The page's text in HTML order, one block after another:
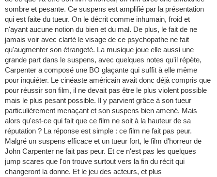
sombre et pesante. Ce suspens est amplifié par la présentation
qui est faite du tueur. On le décrit comme inhumain, froid et
n'ayant aucune notion du bien et du mal. De plus, le fait de ne
jamais voir avec clarté le visage de ce psychopathe ne fait
qu'augmenter son étrangeté. La musique joue elle aussi une
grande part dans le suspens, avec quelques notes qu'il répète,
Carpenter a composé une BO glaçante qui suffit à elle même
pour inquiéter. Le cinéaste américain avait donc déjà compris que
pour réussir son film, il ne devait pas être le plus violent possible
mais le plus pesant possible. Il y parvient grâce à son tueur
particulièrement menaçant et son suspens bien amené. Mais
alors qu'est-ce qui fait que ce film ne soit à la hauteur de sa
réputation ? La réponse est simple : ce film ne fait pas peur.
Malgré un suspens efficace et un tueur fort, le film d'horreur de
John Carpenter ne fait pas peur. Et ce n'est pas les quelques
jump scares que l'on trouve surtout vers la fin du récit qui
changeront la donne. Et le jeu des acteurs, et plus